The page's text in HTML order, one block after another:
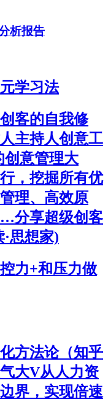
析报告
学习法
客的自我修
主持人创意工
创意管理大
，挖掘所有优
理、高效原
分享超级创客
思想家)
力+和压力做
方法论（知乎
大V从人力资
界，实现倍速